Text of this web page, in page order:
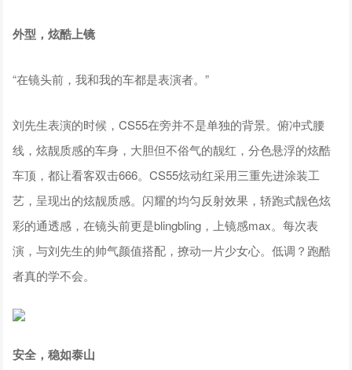
外型，炫酷上镜
“在镜头前，我和我的车都是表演者。”
刘先生表演的时候，CS55在旁并不是单独的背景。俯冲式腰
线，炫靓质感的车身，大胆但不俗气的靓红，分色悬浮的炫酷
车顶，都让看客双击666。CS55炫动红采用三重先进涂装工
艺，呈现出的炫靓质感。闪耀的均匀反射效果，轿跑式靓色炫
彩的通透感，在镜头前更是blingbling，上镜感max。每次表
演，与刘先生的帅气颜值搭配，撩动一片少女心。低调？跑酷
者真的学不会。
安全，稳如泰山